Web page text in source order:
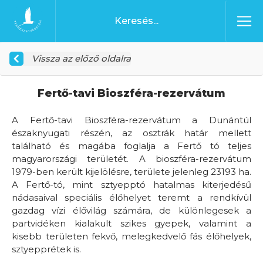
Ugrás a tartalomhoz
Főoldal
Vissza az előző oldalra
Fertő-tavi Bioszféra-rezervátum
A Fertő-tavi Bioszféra-rezervátum a Dunántúl
északnyugati részén, az osztrák határ mellett
található és magába foglalja a Fertő tó teljes
magyarországi területét. A bioszféra-rezervátum
1979-ben került kijelölésre, területe jelenleg 23193 ha.
A Fertő-tó, mint sztyepptó hatalmas kiterjedésű
nádasaival speciális élőhelyet teremt a rendkívül
gazdag vízi élővilág számára, de különlegesek a
partvidéken kialakult szikes gyepek, valamint a
kisebb területen fekvő, melegkedvelő fás élőhelyek,
sztyepprétek is.